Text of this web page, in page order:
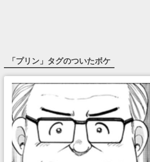
「プリン 」タグのついたボケ